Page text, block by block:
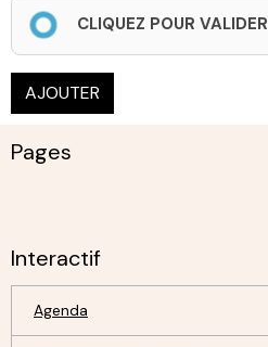
CLIQUEZ POUR VALIDER
AJOUTER
Pages
Interactif
Agenda